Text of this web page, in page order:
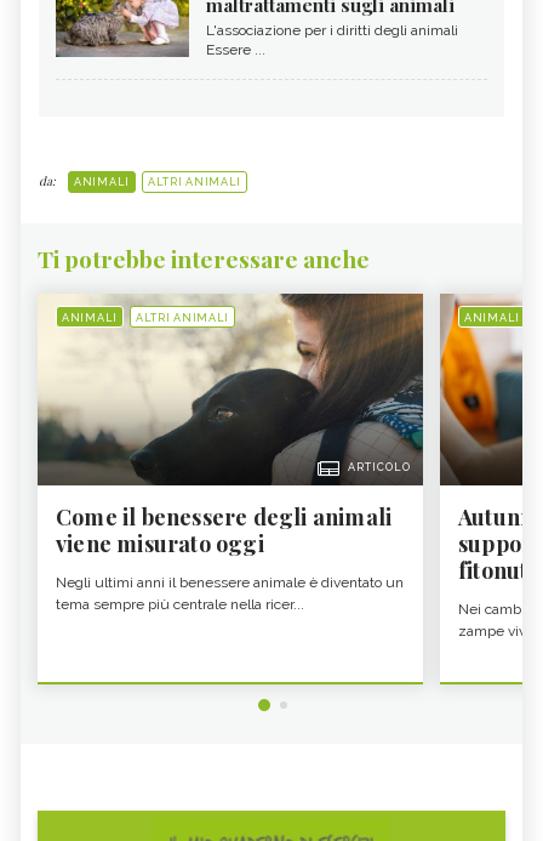
maltrattamenti sugli animali
L'associazione per i diritti degli animali
Essere ...
da: ANIMALI ALTRI ANIMALI
Ti potrebbe interessare anche
ANIMALI ALTRI ANIMALI
ARTICOLO
Come il benessere degli animali
viene misurato oggi
Negli ultimi anni il benessere animale è diventato un
tema sempre più centrale nella ricer...
ANIMALI
Nei cambi
zampe